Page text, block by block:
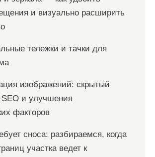
и визуально расширить
тележки и тачки для
изображений: скрытый
SEO и улучшения
факторов
сноса: разбираемся, когда
участка ведет к